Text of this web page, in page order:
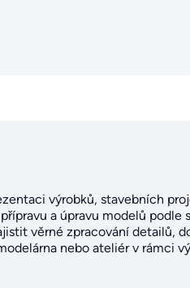
výrobků, stavebních
a úpravu modelů podle
věrné zpracování detailů,
nebo ateliér v rámci